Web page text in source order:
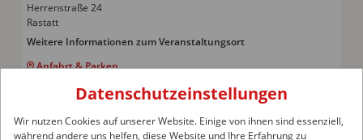
Datenschutzeinstellungen
Wir nutzen Cookies auf unserer Website. Einige von ihnen sind essenziell,
während andere uns helfen, diese Website und Ihre Erfahrung zu
Herrenstraße 24
Rastatt
Weitere Informationen zum Veranstaltungsort
Anfahrt & Parken